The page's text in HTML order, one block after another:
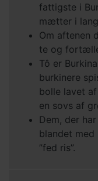
fattigste i
mætter i
Om aftenen
te og
Tô er
burkinere
bolle lavet
en sovs af
Dem, der
blandet med
”fed ris”.